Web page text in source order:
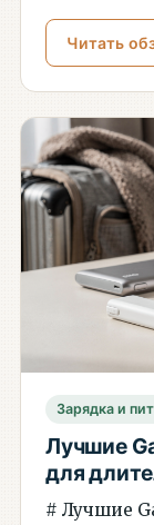
Читать
Зарядка и
Лучшие
для
# Лучшие